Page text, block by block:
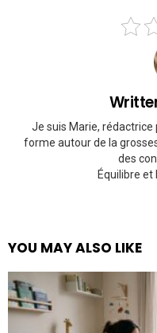
Je suis Marie,
forme autour de la
des
Équilibre
YOU MAY ALSO LIKE